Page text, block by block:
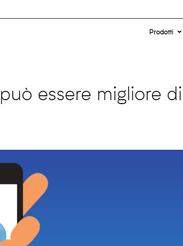
Prodotti
essere migliore di